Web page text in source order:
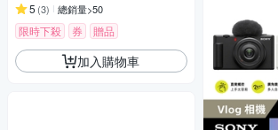
5 (3) 總銷量>50
限時下殺 券 贈品
加入購物車